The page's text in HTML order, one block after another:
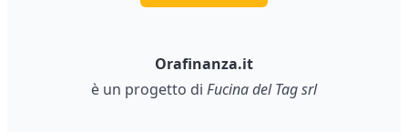
Orafinanza.it
è un progetto di Fucina del Tag srl